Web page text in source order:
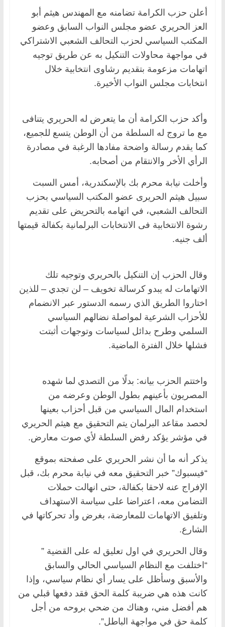
أعلن حزب الكرامة تضامنه مع المهندس هيثم أبو
العز الحريري عضو مجلس النواب السابق وعضو
المكتب السياسي لحزب التحالف الشعبي الاشتراكي
في مواجهة محاولات التنكيل به عن طريق توجيه
اتهامات مزعومة بتقديم رشاوى انتخابية خلال
انتخابات مجلس النواب الأخيرة.
وأكد حزب الكرامة أن ما يتعرض له الحريري يتنافى
مع ما تروج له السلطة من أن الوطن يتسع للجميع،
كما يقدم رسالة واضحة مفادها الرغبة في مصادرة
الرأي الأخر والانتقام من أصحابه.
وأخلت نيابة محرم بك بالإسكندرية، أمس السبت
سبيل هيثم الحريرى عضو المكتب السياسي بحزب
التحالف الشعبي، في اتهامه بالتحريض على تقديم
رشوة الانتخابية فى الانتخابات البرلمانية بكفالة قيمتها
ألف جنيه.
وقال الحزب إن التنكيل بالحريري وتوجيه تلك
الاتهامات له يبدو كرسالة تخويف – لن تجدي – للذين
اختاروا الطريق الذي رسمه الدستور عبر الانضمام
للأحزاب الشرعية لمواصلة نضالهم السياسي
السلمي وطرح بدائل لسياسات وتوجهات أثبتت
فشلها خلال الفترة الماضية.
واختتم الحزب بيانه: بدلًا من التصدي لما شهده
المصريون بأعينهم بطول الوطن وعرضه من
استخدام المال السياسي من قبل أحزاب بعينها
لحصد مقاعد البرلمان يتم التحقيق مع هيثم الحريري
في مؤشر يؤكد رفض السلطة لأي صوت معارض.
يذكر أنه ما أن نشر الحريري على صفحته بموقع
“فيسبوك” خبر التحقيق معه في نيابة محرم بك، قبل
الإفراج عنه لاحقا بكفالة، حتى انهالت حملات
التضامن معه، اعتراضا على سياسة الاستهداف
وتلفيق الاتهامات للمعارضة، بغرض وأد تحركاتها في
الشارع.
وقال الحريري في اول تعليق له على القضية ”
“اختلفت مع النظام السياسي الحالي والسابق
والأسبق وسأظل على يسار أي نظام سياسي، وإذا
كانت هذه هي ضريبة كلمة الحق فقد دفعها قبلي من
هم أفضل مني، وهناك من ضحي بروحه من أجل
كلمة حق في مواجهة الباطل”.